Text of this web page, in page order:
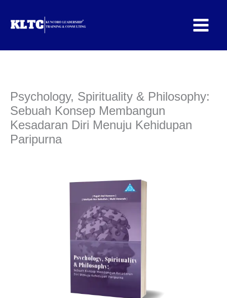
Psychology, Spirituality & Philosophy:
Sebuah Konsep Membangun
Kesadaran Diri Menuju Kehidupan
Paripurna